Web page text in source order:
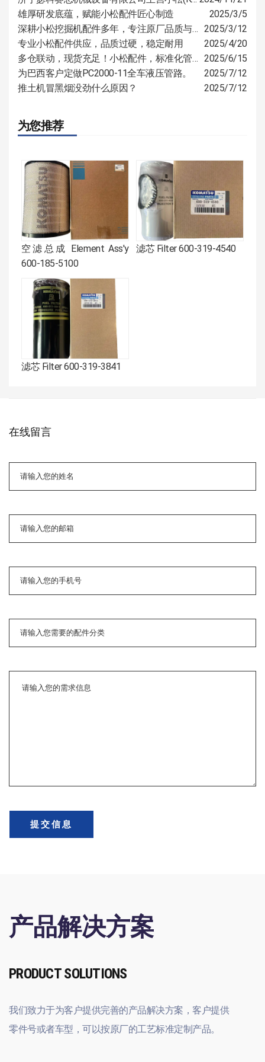
雄厚研发底蕴，赋能小松配件匠心制造
2025/3/5
深耕小松挖掘机配件多年，专注原厂品质与定制服务 2025/3/12
专业小松配件供应，品质过硬，稳定耐用
2025/4/20
多仓联动，现货充足！小松配件，标准化管控，多仓覆盖速达全国 2025/6/15
为巴西客户定做PC2000-11全车液压管路。
2025/7/12
推土机冒黑烟没劲什么原因？
2025/7/12
为您推荐
空滤总成 Element Ass'y
600-185-5100
滤芯 Filter 600-319-4540
滤芯 Filter 600-319-3841
在线留言
提交信息
产品解决方案
PRODUCT SOLUTIONS
我们致力于为客户提供完善的产品解决方案，客户提供
零件号或者车型，可以按原厂的工艺标准定制产品。